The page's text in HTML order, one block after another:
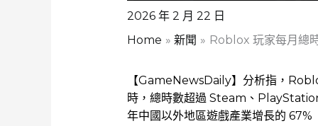
2026 年 2 月 22 日
Home
新聞 Roblox 玩家每月總
【GameNewsDaily】分析指，
時，總時數超過 Steam、
年中國以外地區遊戲產業增長的 67%